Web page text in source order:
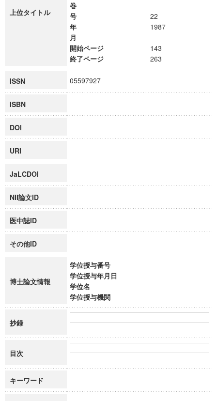
上位タイトル
巻
号
22
年
1987
月
開始ページ
143
終了ページ
263
ISSN 05597927
ISBN
DOI
URI
JaLCDOI
NII論文ID
医中誌ID
その他ID
博士論文情報
学位授与番号
学位授与年月日
学位名
学位授与機関
抄録
目次
キーワード